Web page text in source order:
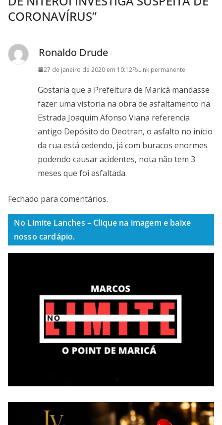
CORONAVÍRUS”
Ronaldo Drude
27 de janeiro de 2020 em 10:12 Link permanente
Gostaria que a Prefeitura de Maricá mandasse
fazer uma vistoria na obra de asfaltamento na
Estrada Joaquim Afonso Viana referencia
antigo Depósito do Deotran, o asfalto no início
da rua está cedendo, já com buracos enormes
podendo causar acidentes, nota não tem 3
meses que foi asfaltada.
Fechado para comentários.
No Limite Lanches – Clique na imagem e baixe
nosso cardápio.